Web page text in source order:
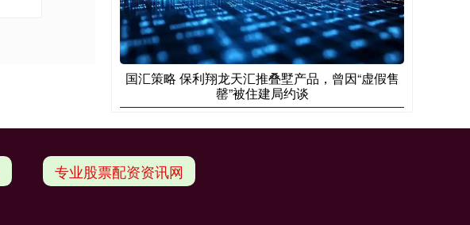
国汇策略 保利翔龙天汇推叠墅产品，曾因“虚假售
罄”被住建局约谈
专业股票配资资讯网